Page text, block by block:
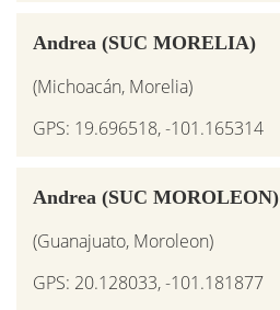
Andrea (SUC MORELIA)
(Michoacán, Morelia)
GPS: 19.696518, -101.165314
Andrea (SUC MOROLEON)
(Guanajuato, Moroleon)
GPS: 20.128033, -101.181877